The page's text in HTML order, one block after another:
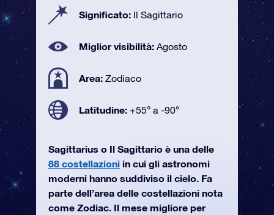
Significato: Il Sagittario
Miglior visibilità: Agosto
Area: Zodiaco
Latitudine: +55° a -90°
Sagittarius o Il Sagittario è una delle
88 costellazioni in cui gli astronomi
moderni hanno suddiviso il cielo. Fa
parte dell’area delle costellazioni nota
come Zodiac. Il mese migliore per